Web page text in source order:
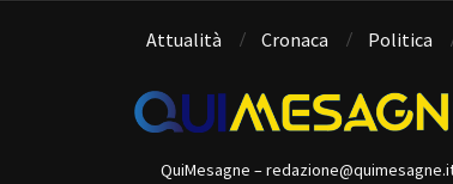
Attualità Cronaca Politica
QuiMesagne –